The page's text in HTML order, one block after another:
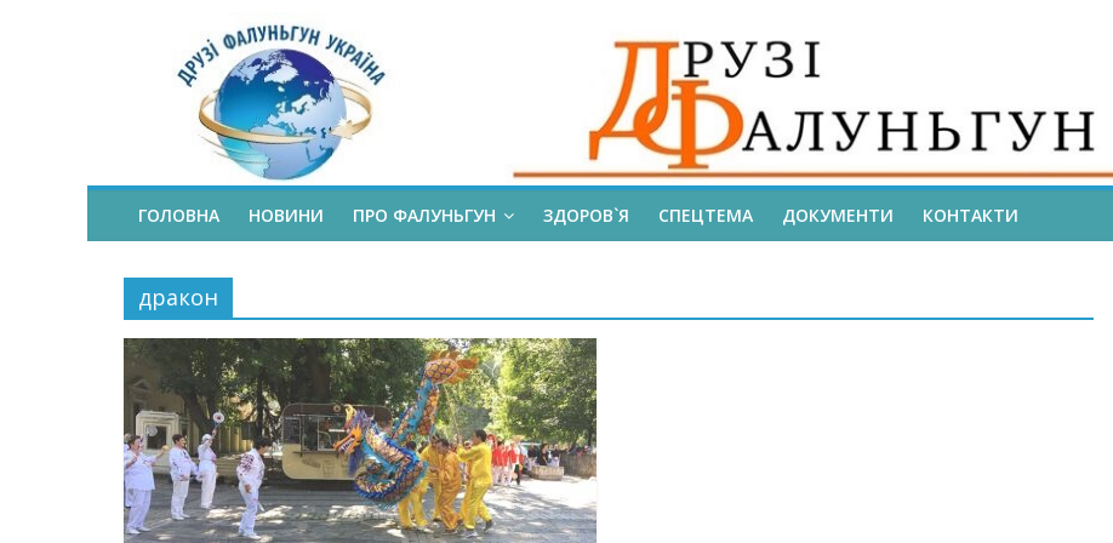
ГОЛОВНА НОВИНИ ПРО ФАЛУНЬГУН ЗДОРОВ`Я СПЕЦТЕМА ДОКУМЕНТИ КОНТАКТИ
дракон